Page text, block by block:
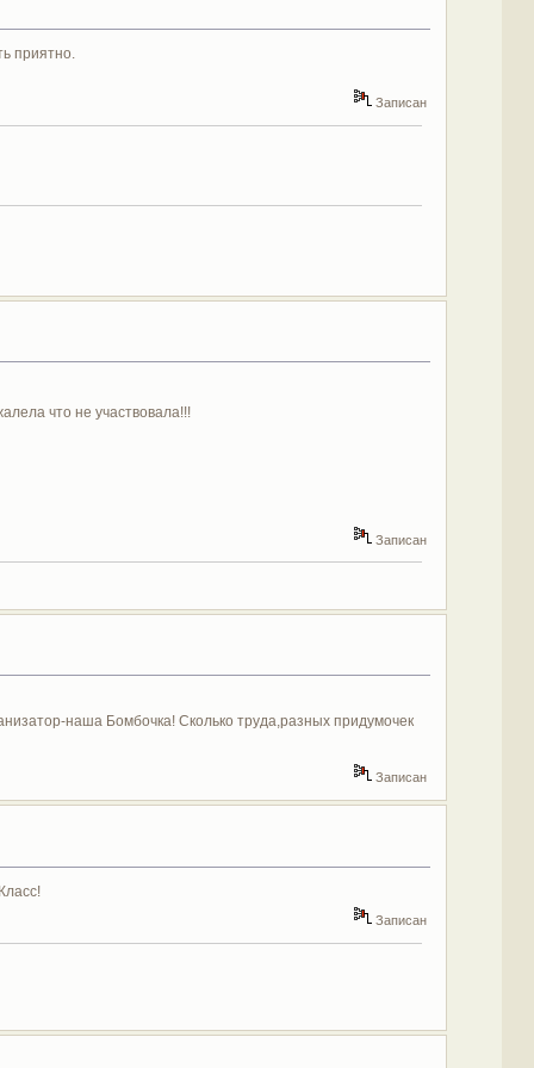
приятно.
Записан
что не участвовала!!!
Записан
наша Бомбочка! Сколько труда,разных придумочек
Записан
Записан